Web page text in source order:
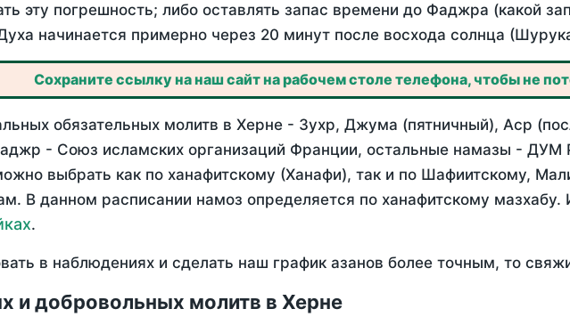
эту погрешность; либо оставлять запас времени до Фаджра (какой
начинается примерно через 20 минут после восхода солнца
Сохраните ссылку на наш сайт на рабочем столе телефона, чтобы не
обязательных молитв в Херне - Зухр, Джума (пятничный), Аср
- Союз исламских организаций Франции, остальные намазы -
выбрать как по ханафитскому (Ханафи), так и по Шафиитскому,
В данном расписании намоз определяется по ханафитскому
.
в наблюдениях и сделать наш график азанов более точным, то
и добровольных молитв в Херне